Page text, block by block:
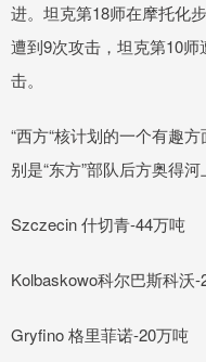
进。坦克第18师在摩托化
遭到9次攻击，坦克第10
击。
“西方“核计划的一个有趣
别是“东方”部队后方奥得河
Szczecin 什切青-44万吨
Kolbaskowo科尔巴斯科沃-
Gryfino 格里菲诺-20万吨